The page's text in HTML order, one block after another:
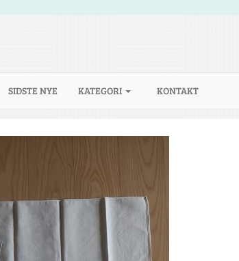
SIDSTE NYE KATEGORI KONTAKT